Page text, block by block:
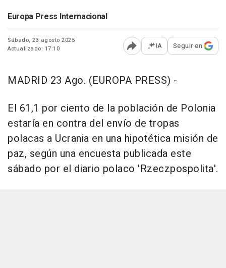
Europa Press Internacional
Sábado, 23 agosto 2025
Actualizado: 17:10
Abrir opciones para
IA Seguir en
MADRID 23 Ago. (EUROPA PRESS) -
El 61,1 por ciento de la población de Polonia
estaría en contra del envío de tropas
polacas a Ucrania en una hipotética misión de
paz, según una encuesta publicada este
sábado por el diario polaco 'Rzeczpospolita'.